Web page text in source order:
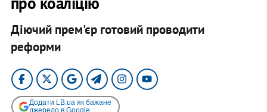
Діючий прем'єр готовий проводити
реформи
Додати LB.ua як бажане
джерело в Google